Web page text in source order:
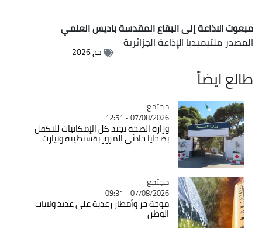
مبعوث الاذاعة إلى البقاع المقدسة باديس العلمي
المصدرملتيميديا الإذاعة الجزائرية
حج 2026
طالع ايضاً
Catégorie
مجتمع
07/08/2026 - 12:51
وزارة الصحة تجند كل الإمكانيات للتكفل
بضحايا حادثي المرور بقسنطينة وتيارت
Catégorie
مجتمع
07/08/2026 - 09:31
موجة حر وأمطار رعدية على عديد ولايات
الوطن